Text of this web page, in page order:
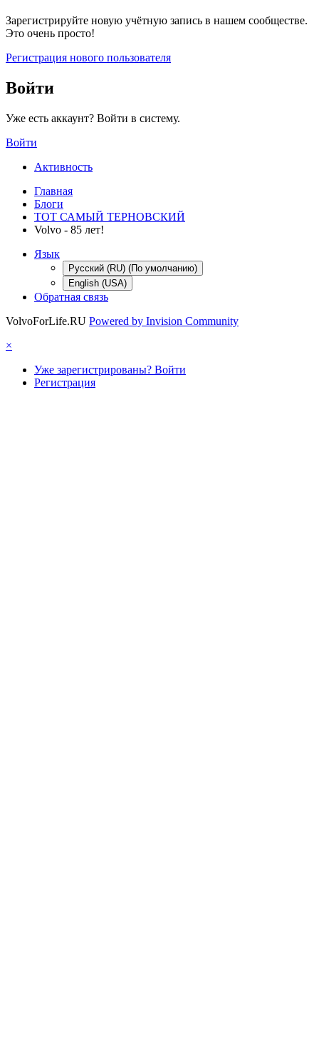
Зарегистрируйте новую учётную запись в нашем сообществе.
Это очень просто!
Регистрация нового пользователя
Войти
Уже есть аккаунт? Войти в систему.
Войти
Активность
Главная
Блоги
ТОТ САМЫЙ ТЕРНОВСКИЙ
Volvo - 85 лет!
Язык
Русский (RU) (По умолчанию)
English (USA)
Обратная связь
VolvoForLife.RU Powered by Invision Community
×
Уже зарегистрированы? Войти
Регистрация